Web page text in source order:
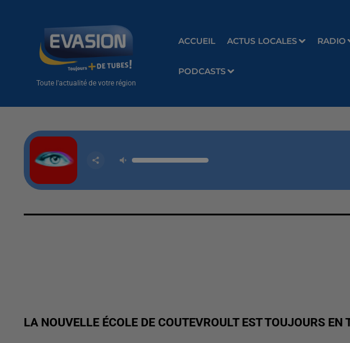
Toute l'actualité de votre région
ACCUEIL ACTUS LOCALES RADIO
PODCASTS
LA NOUVELLE ÉCOLE DE COUTEVROULT EST TOUJOURS EN